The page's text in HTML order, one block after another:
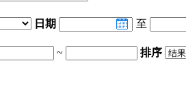
日期
至
~
排序